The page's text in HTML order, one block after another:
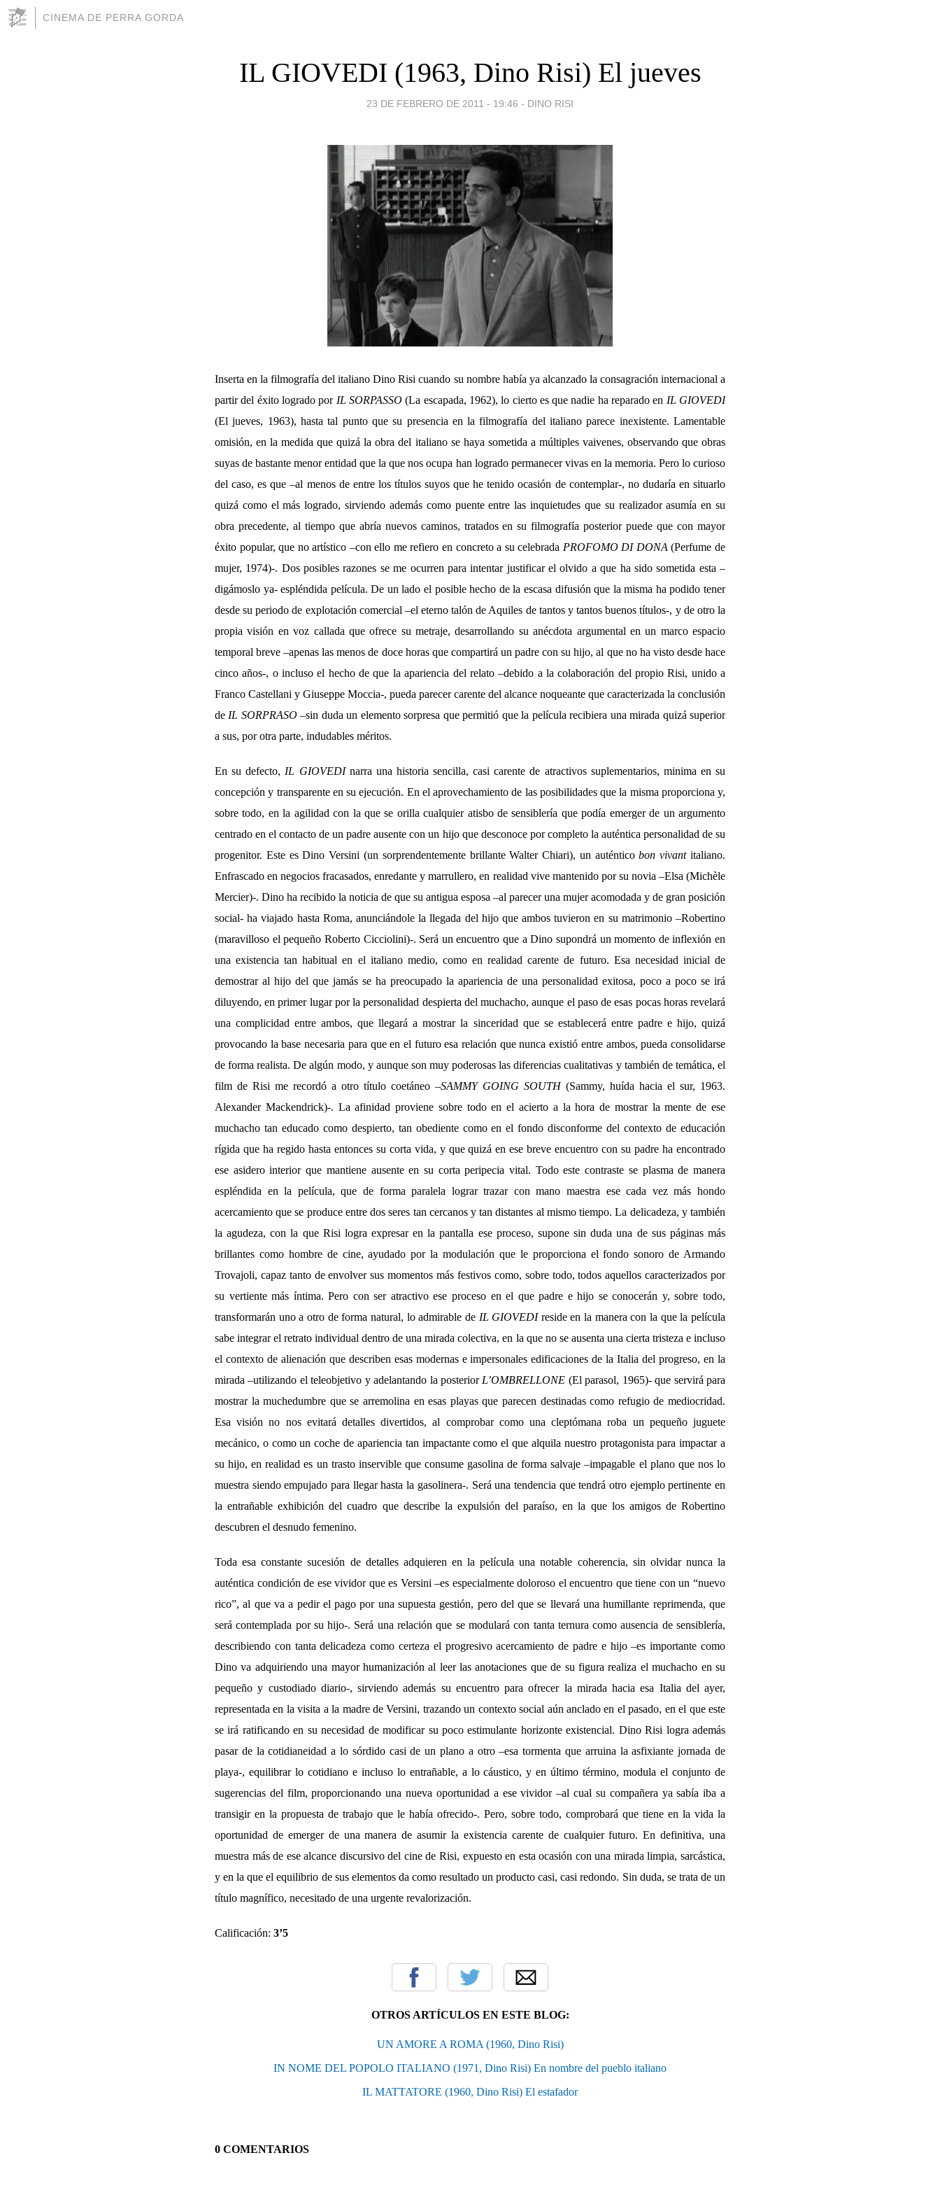
CINEMA DE PERRA GORDA
IL GIOVEDI (1963, Dino Risi) El jueves
23 DE FEBRERO DE 2011 - 19:46 - DINO RISI
Inserta en la filmografía del italiano Dino Risi cuando su nombre había ya alcanzado la consagración internacional a
partir del éxito logrado por IL SORPASSO(La escapada, 1962), lo cierto es que nadie ha reparado en IL GIOVEDI
(El jueves, 1963), hasta tal punto que su presencia en la filmografía del italiano parece inexistente. Lamentable
omisión, en la medida que quizá la obra del italiano se haya sometida a múltiples vaivenes, observando que obras
suyas de bastante menor entidad que la que nos ocupa han logrado permanecer vivas en la memoria. Pero lo curioso
del caso, es que –al menos de entre los títulos suyos que he tenido ocasión de contemplar-, no dudaría en situarlo
quizá como el más logrado, sirviendo además como puente entre las inquietudes que su realizador asumía en su
obra precedente, al tiempo que abría nuevos caminos, tratados en su filmografía posterior puede que con mayor
éxito popular, que no artístico –con ello me refiero en concreto a su celebrada PROFOMO DI DONA (Perfume de
mujer, 1974)-. Dos posibles razones se me ocurren para intentar justificar el olvido a que ha sido sometida esta –
digámoslo ya- espléndida película. De un lado el posible hecho de la escasa difusión que la misma ha podido tener
desde su periodo de explotación comercial –el eterno talón de Aquiles de tantos y tantos buenos títulos-, y de otro la
propia visión en voz callada que ofrece su metraje, desarrollando su anécdota argumental en un marco espacio
temporal breve –apenas las menos de doce horas que compartirá un padre con su hijo, al que no ha visto desde hace
cinco años-, o incluso el hecho de que la apariencia del relato –debido a la colaboración del propio Risi, unido a
Franco Castellani y Giuseppe Moccia-, pueda parecer carente del alcance noqueante que caracterizada la conclusión
de IL SORPRASO–sin duda un elemento sorpresa que permitió que la película recibiera una mirada quizá superior
a sus, por otra parte, indudables méritos.
En su defecto, IL GIOVEDI narra una historia sencilla, casi carente de atractivos suplementarios, minima en su
concepción y transparente en su ejecución. En el aprovechamiento de las posibilidades que la misma proporciona y,
sobre todo, en la agilidad con la que se orilla cualquier atisbo de sensiblería que podía emerger de un argumento
centrado en el contacto de un padre ausente con un hijo que desconoce por completo la auténtica personalidad de su
progenitor. Este es Dino Versini (un sorprendentemente brillante Walter Chiari), un auténticobon vivantitaliano.
Enfrascado en negocios fracasados, enredante y marrullero, en realidad vive mantenido por su novia –Elsa (Michèle
Mercier)-. Dino ha recibido la noticia de que su antigua esposa –al parecer una mujer acomodada y de gran posición
social- ha viajado hasta Roma, anunciándole la llegada del hijo que ambos tuvieron en su matrimonio –Robertino
(maravilloso el pequeño Roberto Cicciolini)-. Será un encuentro que a Dino supondrá un momento de inflexión en
una existencia tan habitual en el italiano medio, como en realidad carente de futuro. Esa necesidad inicial de
demostrar al hijo del que jamás se ha preocupado la apariencia de una personalidad exitosa, poco a poco se irá
diluyendo, en primer lugar por la personalidad despierta del muchacho, aunque el paso de esas pocas horas revelará
una complicidad entre ambos, que llegará a mostrar la sinceridad que se establecerá entre padre e hijo, quizá
provocando la base necesaria para que en el futuro esa relación que nunca existió entre ambos, pueda consolidarse
de forma realista. De algún modo, y aunque son muy poderosas las diferencias cualitativas y también de temática, el
film de Risi me recordó a otro título coetáneo –SAMMY GOING SOUTH (Sammy, huída hacia el sur, 1963.
Alexander Mackendrick)-. La afinidad proviene sobre todo en el acierto a la hora de mostrar la mente de ese
muchacho tan educado como despierto, tan obediente como en el fondo disconforme del contexto de educación
rígida que ha regido hasta entonces su corta vida, y que quizá en ese breve encuentro con su padre ha encontrado
ese asidero interior que mantiene ausente en su corta peripecia vital. Todo este contraste se plasma de manera
espléndida en la película, que de forma paralela lograr trazar con mano maestra ese cada vez más hondo
acercamiento que se produce entre dos seres tan cercanos y tan distantes al mismo tiempo. La delicadeza, y también
la agudeza, con la que Risi logra expresar en la pantalla ese proceso, supone sin duda una de sus páginas más
brillantes como hombre de cine, ayudado por la modulación que le proporciona el fondo sonoro de Armando
Trovajoli, capaz tanto de envolver sus momentos más festivos como, sobre todo, todos aquellos caracterizados por
su vertiente más íntima. Pero con ser atractivo ese proceso en el que padre e hijo se conocerán y, sobre todo,
transformarán uno a otro de forma natural, lo admirable de IL GIOVEDI reside en la manera con la que la película
sabe integrar el retrato individual dentro de una mirada colectiva, en la que no se ausenta una cierta tristeza e incluso
el contexto de alienación que describen esas modernas e impersonales edificaciones de la Italia del progreso, en la
mirada –utilizando el teleobjetivo y adelantando la posterior L’OMBRELLONE (El parasol, 1965)- que servirá para
mostrar la muchedumbre que se arremolina en esas playas que parecen destinadas como refugio de mediocridad.
Esa visión no nos evitará detalles divertidos, al comprobar como una cleptómana roba un pequeño juguete
mecánico, o como un coche de apariencia tan impactante como el que alquila nuestro protagonista para impactar a
su hijo, en realidad es un trasto inservible que consume gasolina de forma salvaje –impagable el plano que nos lo
muestra siendo empujado para llegar hasta la gasolinera-. Será una tendencia que tendrá otro ejemplo pertinente en
la entrañable exhibición del cuadro que describe la expulsión del paraíso, en la que los amigos de Robertino
descubren el desnudo femenino.
Toda esa constante sucesión de detalles adquieren en la película una notable coherencia, sin olvidar nunca la
auténtica condición de ese vividor que es Versini –es especialmente doloroso el encuentro que tiene con un “nuevo
rico”, al que va a pedir el pago por una supuesta gestión, pero del que se llevará una humillante reprimenda, que
será contemplada por su hijo-. Será una relación que se modulará con tanta ternura como ausencia de sensiblería,
describiendo con tanta delicadeza como certeza el progresivo acercamiento de padre e hijo –es importante como
Dino va adquiriendo una mayor humanización al leer las anotaciones que de su figura realiza el muchacho en su
pequeño y custodiado diario-, sirviendo además su encuentro para ofrecer la mirada hacia esa Italia del ayer,
representada en la visita a la madre de Versini, trazando un contexto social aún anclado en el pasado, en el que este
se irá ratificando en su necesidad de modificar su poco estimulante horizonte existencial. Dino Risi logra además
pasar de la cotidianeidad a lo sórdido casi de un plano a otro –esa tormenta que arruina la asfixiante jornada de
playa-, equilibrar lo cotidiano e incluso lo entrañable, a lo cáustico, y en último término, modula el conjunto de
sugerencias del film, proporcionando una nueva oportunidad a ese vividor –al cual su compañera ya sabía iba a
transigir en la propuesta de trabajo que le había ofrecido-. Pero, sobre todo, comprobará que tiene en la vida la
oportunidad de emerger de una manera de asumir la existencia carente de cualquier futuro. En definitiva, una
muestra más de ese alcance discursivo del cine de Risi, expuesto en esta ocasión con una mirada limpia, sarcástica,
y en la que el equilibrio de sus elementos da como resultado un producto casi, casi redondo. Sin duda, se trata de un
título magnífico, necesitado de una urgente revalorización.
Calificación: 3’5
OTROS ARTÍCULOS EN ESTE BLOG:
UN AMORE A ROMA (1960, Dino Risi)
IN NOME DEL POPOLO ITALIANO (1971, Dino Risi) En nombre del pueblo italiano
IL MATTATORE (1960, Dino Risi) El estafador
0 COMENTARIOS